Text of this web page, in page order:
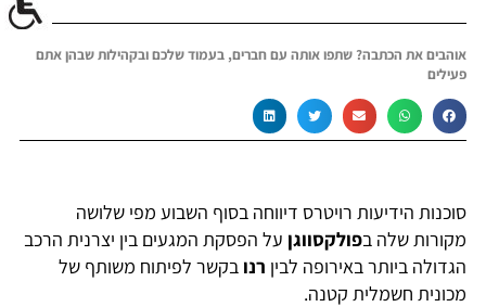
אוהבים את הכתבה? שתפו אותה עם חברים, בעמוד שלכם ובקהילות שבהן אתם
פעילים
סוכנות הידיעות רויטרס דיווחה בסוף השבוע מפי שלושה
מקורות שלה בפולקסווגן על הפסקת המגעים בין יצרנית הרכב
הגדולה ביותר באירופה לבין רנו בקשר לפיתוח משותף של
מכונית חשמלית קטנה.